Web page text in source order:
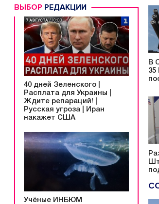
ВЫБОР РЕДАКЦИИ
40 дней Зеленского |
Расплата для Украины |
Ждите репараций! |
Русская угроза | Иран
накажет США
Учёные ИНБЮМ
В
35